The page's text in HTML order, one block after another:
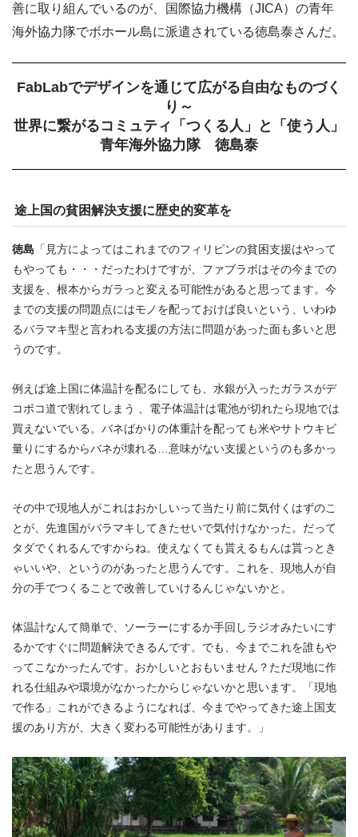
善に取り組んでいるのが、国際協力機構（JICA）の青年
海外協力隊でボホール島に派遣されている徳島泰さんだ。
FabLabでデザインを通じて広がる自由なものづく
り～
世界に繋がるコミュティ「つくる人」と「使う人」
青年海外協力隊 徳島泰
途上国の貧困解決支援に歴史的変革を
徳島 「見方によってはこれまでのフィリピンの貧困支援はやって
もやっても・・・だったわけですが、ファブラボはその今までの
支援を、根本からガラっと変える可能性があると思ってます。今
までの支援の問題点にはモノを配っておけば良いという、いわゆ
るバラマキ型と言われる支援の方法に問題があった面も多いと思
うのです。
例えば途上国に体温計を配るにしても、水銀が入ったガラスがデ
コボコ道で割れてしまう 、電子体温計は電池が切れたら現地では
買えないでいる。バネばかりの体重計を配っても米やサトウキビ
量りにするからバネが壊れる…意味がない支援というのも多かっ
たと思うんです。
その中で現地人がこれはおかしいって当たり前に気付くはずのこ
とが、先進国がバラマキしてきたせいで気付けなかった。だって
タダでくれるんですからね。使えなくても貰えるもんは貰っとき
ゃいいや、というのがあったと思うんです。これを、現地人が自
分の手でつくることで改善していけるんじゃないかと。
体温計なんて簡単で、ソーラーにするか手回しラジオみたいにす
るかですぐに問題解決できるんです。でも、今までこれを誰もや
ってこなかったんです。おかしいとおもいません？ただ現地に作
れる仕組みや環境がなかったからじゃないかと思います。「現地
で作る」これができるようになれば、今までやってきた途上国支
援のあり方が、大きく変わる可能性があります。」